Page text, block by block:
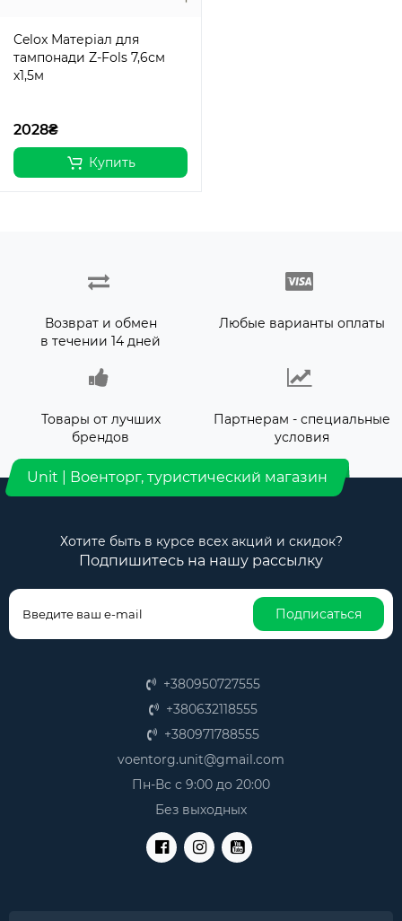
Celox Матеріал для
тампонади Z-Fols 7,6см
х1,5м
2028₴
Купить
Возврат и обмен
в течении 14 дней
Любые варианты оплаты
Товары от лучших
брендов
Партнерам - специальные
условия
Unit | Военторг, туристический магазин
Хотите быть в курсе всех акций и скидок?
Подпишитесь на нашу рассылку
Подписаться
+380950727555
+380632118555
+380971788555
voentorg.unit@gmail.com
Пн-Вс с 9:00 до 20:00
Без выходных